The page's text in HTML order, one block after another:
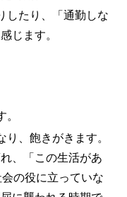
したり、「通勤しな
じます。
。
り、飽きがきます。
、「この生活があ
の役に立っていな